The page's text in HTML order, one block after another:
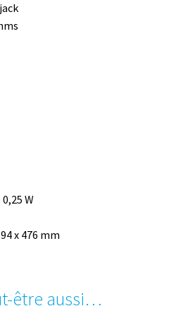
W
x 476 mm
être aussi…